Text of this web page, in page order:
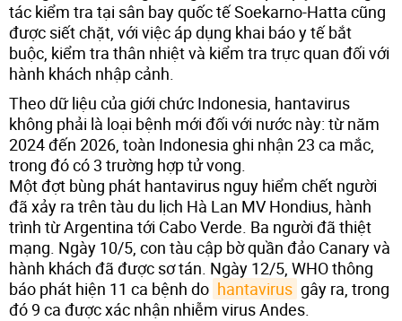
tác kiểm tra tại sân bay quốc tế Soekarno-Hatta cũng
được siết chặt, với việc áp dụng khai báo y tế bắt
buộc, kiểm tra thân nhiệt và kiểm tra trực quan đối với
hành khách nhập cảnh.
Theo dữ liệu của giới chức Indonesia, hantavirus
không phải là loại bệnh mới đối với nước này: từ năm
2024 đến 2026, toàn Indonesia ghi nhận 23 ca mắc,
trong đó có 3 trường hợp tử vong.
Một đợt bùng phát hantavirus nguy hiểm chết người
đã xảy ra trên tàu du lịch Hà Lan MV Hondius, hành
trình từ Argentina tới Cabo Verde. Ba người đã thiệt
mạng. Ngày 10/5, con tàu cập bờ quần đảo Canary và
hành khách đã được sơ tán. Ngày 12/5, WHO thông
báo phát hiện 11 ca bệnh do hantavirus gây ra, trong
đó 9 ca được xác nhận nhiễm virus Andes.